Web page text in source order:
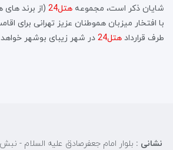
شایان ذکر است، مجموعه هتل24 (از برند
با افتخار میزبان هموطنان عزیز تهرانی برای
طرف قرارداد هتل24 در شهر زیبای بوشهر خواهد
نشانی :